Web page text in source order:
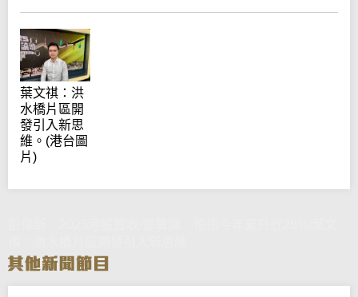
葉文祺：洪
水橋片區開
發引入新思
維。(港台圖
片)